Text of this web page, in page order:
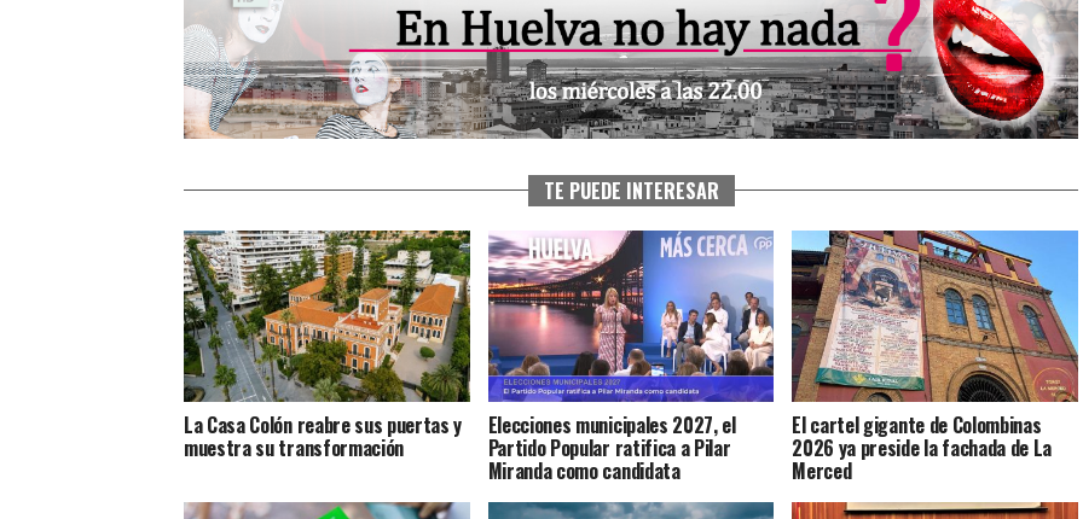
TE PUEDE INTERESAR
La Casa Colón reabre sus puertas y
muestra su transformación
Elecciones municipales 2027, el
Partido Popular ratifica a Pilar
Miranda como candidata
El cartel gigante de Colombinas
2026 ya preside la fachada de La
Merced